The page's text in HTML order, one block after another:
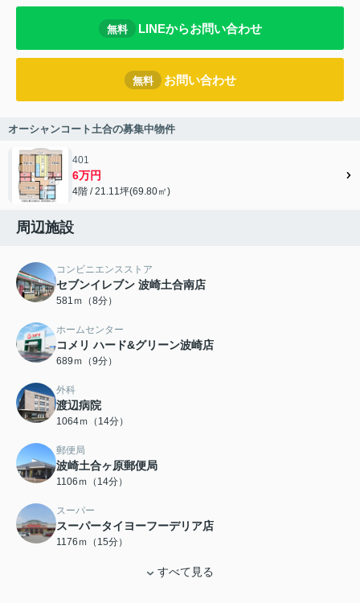
無料 LINEからお問い合わせ
無料 お問い合わせ
オーシャンコート土合の募集中物件
401
6万円
4階 / 21.11坪(69.80㎡)
周辺施設
コンビニエンスストア
セブンイレブン 波崎土合南店
581ｍ（8分）
ホームセンター
コメリ ハード&グリーン波崎店
689ｍ（9分）
外科
渡辺病院
1064ｍ（14分）
郵便局
波崎土合ヶ原郵便局
1106ｍ（14分）
スーパー
スーパータイヨーフーデリア店
1176ｍ（15分）
すべて見る